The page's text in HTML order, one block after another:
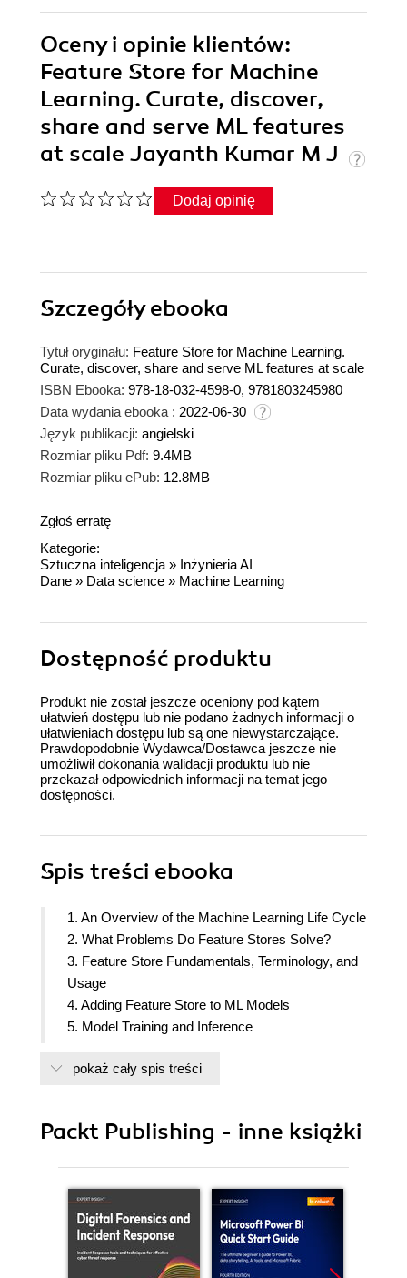
Oceny i opinie klientów:
Feature Store for Machine
Learning. Curate, discover,
share and serve ML features
at scale Jayanth Kumar M J
Dodaj opinię
Szczegółyebooka
Tytuł oryginału: Feature Store for Machine Learning.
Curate, discover, share and serve ML features at scale
ISBN Ebooka: 978-18-032-4598-0, 9781803245980
Data wydania ebooka : 2022-06-30
Język publikacji: angielski
Rozmiar pliku Pdf: 9.4MB
Rozmiar pliku ePub: 12.8MB
Zgłoś erratę
Kategorie:
Sztuczna inteligencja » Inżynieria AI
Dane » Data science » Machine Learning
Dostępność produktu
Produkt nie został jeszcze oceniony pod kątem
ułatwień dostępu lub nie podano żadnych informacji o
ułatwieniach dostępu lub są one niewystarczające.
Prawdopodobnie Wydawca/Dostawca jeszcze nie
umożliwił dokonania walidacji produktu lub nie
przekazał odpowiednich informacji na temat jego
dostępności.
Spis treści ebooka
1. An Overview of the Machine Learning Life Cycle
2. What Problems Do Feature Stores Solve?
3. Feature Store Fundamentals, Terminology, and
Usage
4. Adding Feature Store to ML Models
5. Model Training and Inference
7. Feast Alternatives and ML Best Practices
pokaż cały spis treści
Packt Publishing - inne książki